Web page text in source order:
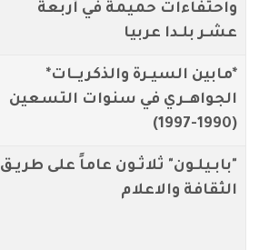
واحتفاءات حميمة في أربعة
عشـر بلـدا عربيا
*مابين السيـرة والذكريــات*
الجواهــري في سنوات التسعين
(1990-1997)
"بابـيلـون" ثلاثـون عاماً على طريـق
الثقافة والاعلام